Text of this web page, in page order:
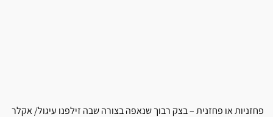
פחזניות או פחזנית – בצק רבוך שנאפה בצורה שבה זילפנו עיגול/ אקלר